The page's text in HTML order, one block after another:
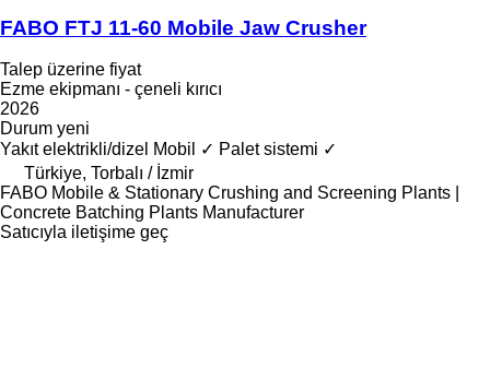
FABO FTJ 11-60 Mobile Jaw Crusher
Talep üzerine fiyat
Ezme ekipmanı - çeneli kırıcı
2026
Durum yeni
Yakıt elektrikli/dizel Mobil ✓ Palet sistemi ✓
Türkiye, Torbalı / İzmir
FABO Mobile & Stationary Crushing and Screening Plants |
Concrete Batching Plants Manufacturer
Satıcıyla iletişime geç